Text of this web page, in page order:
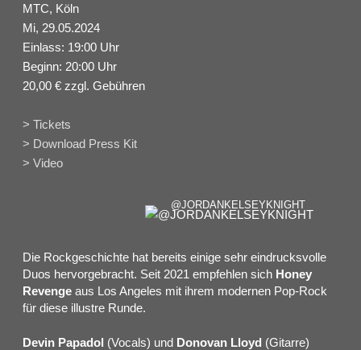
MTC, Köln
Mi, 29.05.2024
Einlass: 19:00 Uhr
Beginn: 20:00 Uhr
20,00 € zzgl. Gebühren
> Tickets
> Download Press Kit
> Video
@JORDANKELSEYKNIGHT
Die Rockgeschichte hat bereits einige sehr eindrucksvolle
Duos hervorgebracht. Seit 2021 empfehlen sich Honey
Revenge aus Los Angeles mit ihrem modernen Pop-Rock
für diese illustre Runde.
Devin Papadol (Vocals) und Donovan Lloyd (Gitarre)